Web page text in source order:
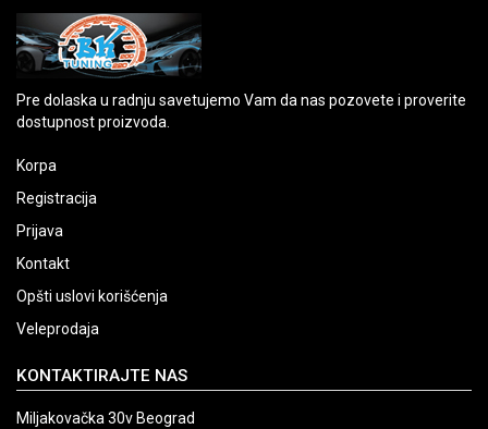
Pre dolaska u radnju savetujemo Vam da nas pozovete i proverite
dostupnost proizvoda.
Korpa
Registracija
Prijava
Kontakt
Opšti uslovi korišćenja
Veleprodaja
KONTAKTIRAJTE NAS
Miljakovačka 30v Beograd